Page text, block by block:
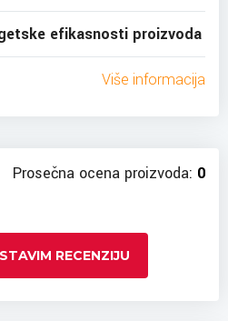
efikasnosti proizvoda
Više informacija
Prosečna ocena proizvoda: 0
RECENZIJU